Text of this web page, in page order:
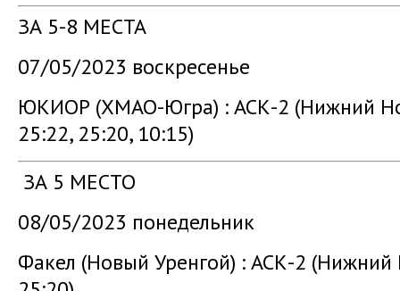
ЗА 5-8 МЕСТА
07/05/2023 воскресенье
ЮКИОР (ХМАО-Югра) : АСК-2 (Нижний
25:22, 25:20, 10:15)
ЗА 5 МЕСТО
08/05/2023 понедельник
Факел (Новый Уренгой) : АСК-2